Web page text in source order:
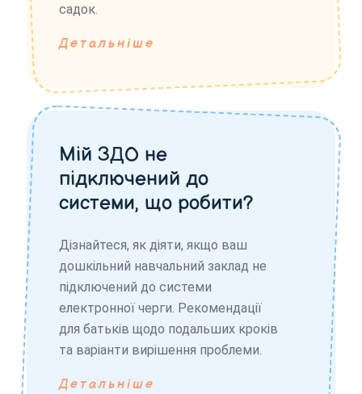
садок.
Детальніше
Мій ЗДО не
підключений до
системи, що робити?
Дізнайтеся, як діяти, якщо ваш
дошкільний навчальний заклад не
підключений до системи
електронної черги. Рекомендації
для батьків щодо подальших кроків
та варіанти вирішення проблеми.
Детальніше